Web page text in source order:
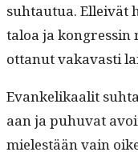
suh­tau­tua. Elleivät
taloa ja kon­gressin
ottanut vakavasti
Evanke­likaalit
aan ja puhu­vat
mielestään vain